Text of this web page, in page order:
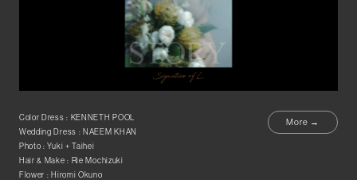
Color Dress : KENNETH POOL
Wedding Dress : NAEEM KHAN
Photo : Yuki + Taihei
Hair & Make : Rie Mochizuki
Flower : Hiromi Okuno
More →